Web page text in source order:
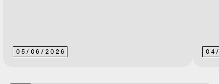
05/ 06/ 2026 04